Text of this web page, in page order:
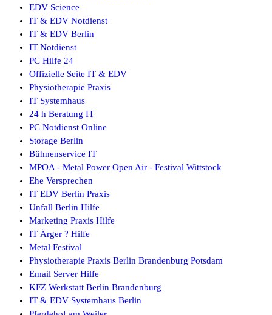
EDV Science
IT & EDV Notdienst
IT & EDV Berlin
IT Notdienst
PC Hilfe 24
Offizielle Seite IT & EDV
Physiotherapie Praxis
IT Systemhaus
24 h Beratung IT
PC Notdienst Online
Storage Berlin
Bühnenservice IT
MPOA - Metal Power Open Air - Festival Wittstock
Ehe Versprechen
IT EDV Berlin Praxis
Unfall Berlin Hilfe
Marketing Praxis Hilfe
IT Ärger ? Hilfe
Metal Festival
Physiotherapie Praxis Berlin Brandenburg Potsdam
Email Server Hilfe
KFZ Werkstatt Berlin Brandenburg
IT & EDV Systemhaus Berlin